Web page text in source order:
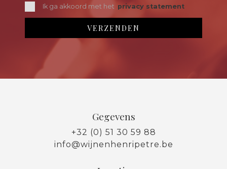
Ik ga akkoord met het privacy statement
Gegevens
+32 (0) 51 30 59 88
info@wijnenhenripetre.be